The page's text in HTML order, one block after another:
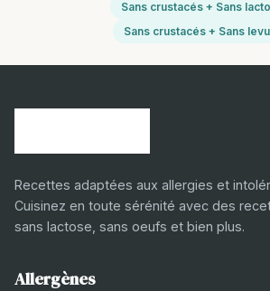
Sans crustacés + Sans
Sans crustacés + Sans
Recettes adaptées aux allergies et
Cuisinez en toute sérénité avec des
sans lactose, sans oeufs et bien plus.
Allergènes